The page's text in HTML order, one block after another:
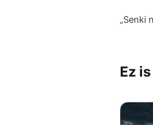
„Senki
Ez